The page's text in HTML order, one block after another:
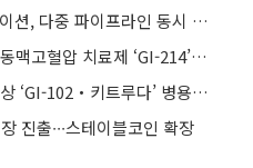
스몰인사이트 "지아이이노베이션, 다중 파이프라인 동시 주목"
지아이이노베이션, 차세대 폐동맥고혈압 치료제 ‘GI-214’ 특허 출원
지아이이노베이션, 흑색종 대상 ‘GI-102‧키트루다’ 병용 임상 2상 승인
진출∙∙∙스테이블코인 확장